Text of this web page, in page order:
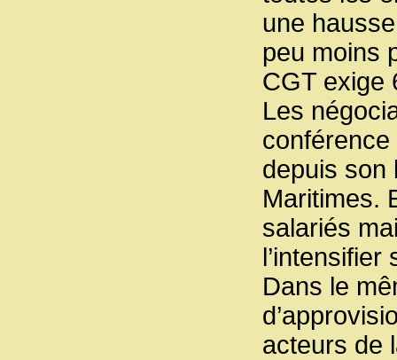
une
peu moins
CGT exige
Les
depuis son
Maritimes.
salariés
Dans le
acteurs de